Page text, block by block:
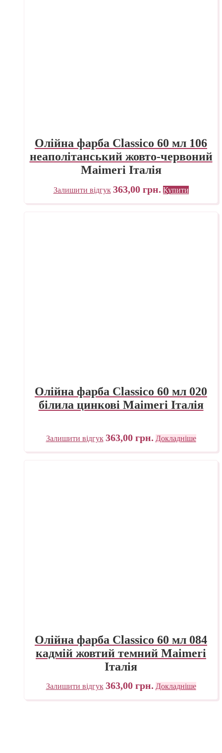
Олійна фарба Classico 60 мл 106
неаполітанський жовто-червоний
Maimeri Італія
Залишити відгук 363,00 грн. Купити
Олійна фарба Classico 60 мл 020
білила цинкові Maimeri Італія
Залишити відгук 363,00 грн. Докладніше
Олійна фарба Classico 60 мл 084
кадмій жовтий темний Maimeri
Італія
Залишити відгук 363,00 грн. Докладніше